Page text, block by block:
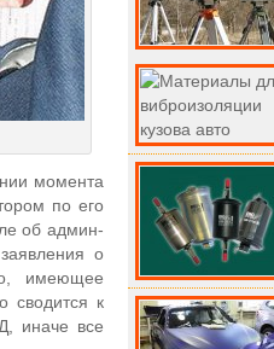
момента
по его
об админ-
о
имеющее
сводится к
иначе все